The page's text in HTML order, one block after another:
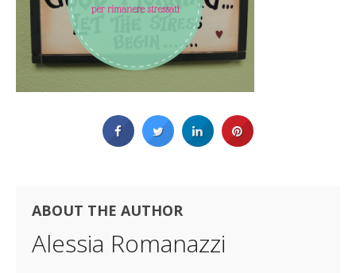
ABOUT THE AUTHOR
Alessia Romanazzi